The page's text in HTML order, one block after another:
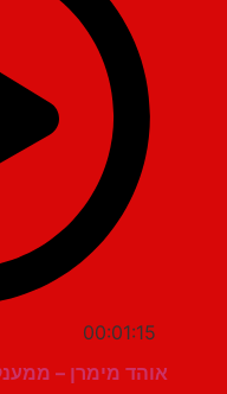
00:01:15
אוהד מימרן – ממענקים